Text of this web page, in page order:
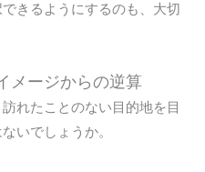
きるようにするのも、大切
メージからの逆算
れたことのない目的地を目
いでしょうか。